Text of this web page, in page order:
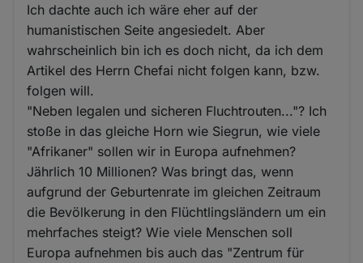
Ich dachte auch ich wäre eher auf der
humanistischen Seite angesiedelt. Aber
wahrscheinlich bin ich es doch nicht, da ich dem
Artikel des Herrn Chefai nicht folgen kann, bzw.
folgen will.
"Neben legalen und sicheren Fluchtrouten..."? Ich
stoße in das gleiche Horn wie Siegrun, wie viele
"Afrikaner" sollen wir in Europa aufnehmen?
Jährlich 10 Millionen? Was bringt das, wenn
aufgrund der Geburtenrate im gleichen Zeitraum
die Bevölkerung in den Flüchtlingsländern um ein
mehrfaches steigt? Wie viele Menschen soll
Europa aufnehmen bis auch das "Zentrum für